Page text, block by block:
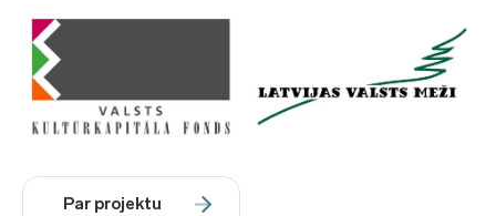
Par projektu